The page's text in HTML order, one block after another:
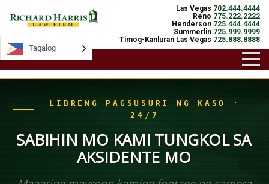
Las Vegas 702.444.4444
Reno 775.222.2222
Henderson 725.444.4444
Summerlin 725.999.9999
Timog-Kanluran Las Vegas 725.888.8888
LIBRENG PAGSUSURI NG KASO ·
24/7
SABIHIN MO KAMI TUNGKOL SA
AKSIDENTE MO
Tagalog
Tagalog